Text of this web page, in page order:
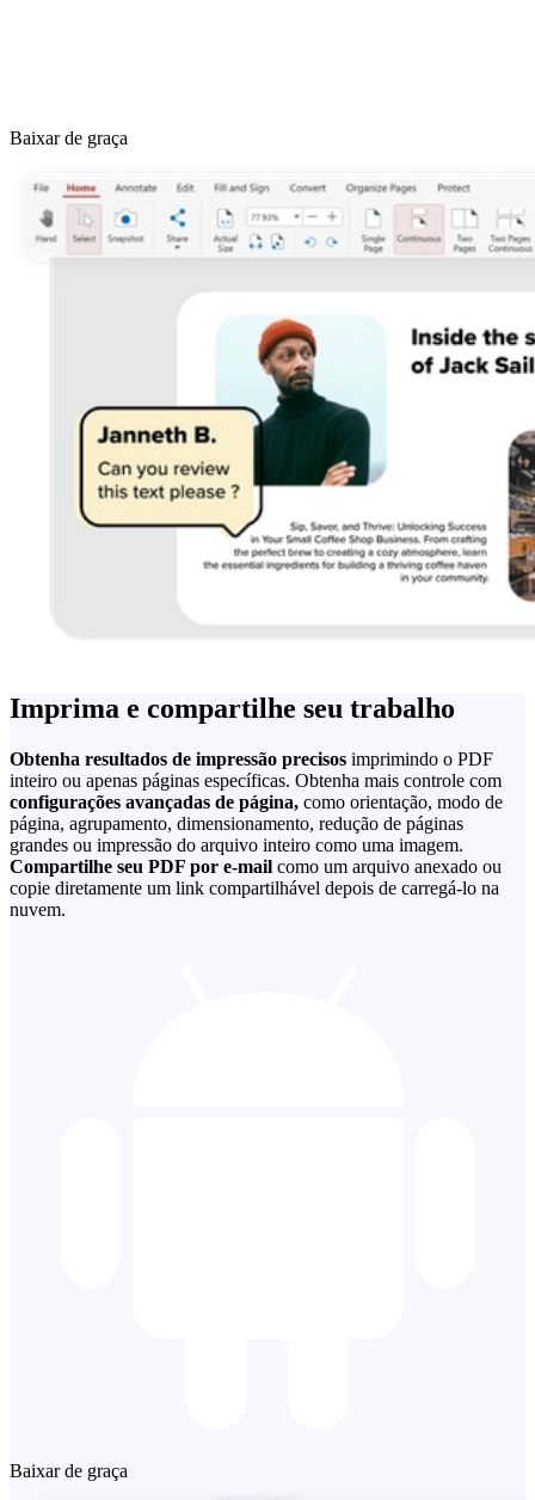
Baixar de graça
Imprima e compartilhe seu trabalho
Obtenha resultados de impressão precisos imprimindo o PDF
inteiro ou apenas páginas específicas. Obtenha mais controle com
configurações avançadas de página, como orientação, modo de
página, agrupamento, dimensionamento, redução de páginas
grandes ou impressão do arquivo inteiro como uma imagem.
Compartilhe seu PDF por e-mail como um arquivo anexado ou
copie diretamente um link compartilhável depois de carregá-lo na
nuvem.
Baixar de graça